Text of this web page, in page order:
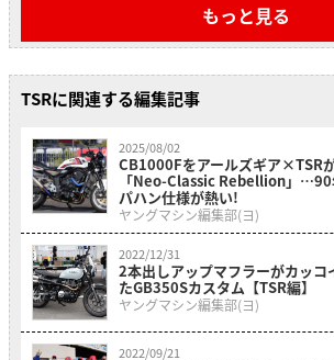
もっと見る
TSRに関連する編集記事
2025/08/02
CB1000Fをアールズギア×TSR
「Neo-Classic Rebellion」…90
パハン仕様が熱い!
ヤングマシン編集部(ヨ)
2022/12/31
2本出しアップマフラーがカッコ
たGB350Sカスタム【TSR編】
ヤングマシン編集部(ヨ)
2022/09/21